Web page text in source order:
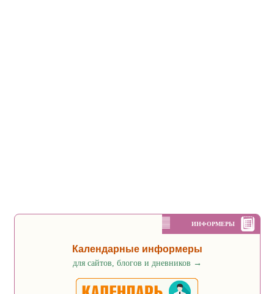
ИНФОРМЕРЫ
Календарные информеры
для сайтов, блогов и дневников →